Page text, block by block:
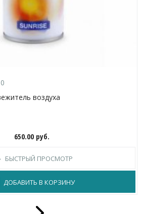
воздуха
650.00 руб.
БЫСТРЫЙ ПРОСМОТР
ДОБАВИТЬ В КОРЗИНУ